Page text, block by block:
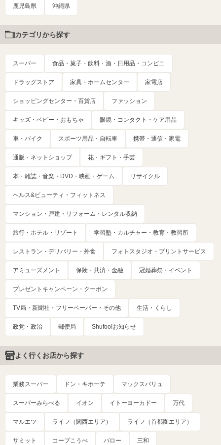
鹿児島県 沖縄県
カテゴリから探す
スーパー 食品・菓子・飲料・酒・日用品・コンビニ
ドラッグストア 家具・ホームセンター 家電店
ショッピングセンター・百貨店 ファッション
キッズ・ベビー・おもちゃ 眼鏡・コンタクト・ケア用品
車・バイク スポーツ用品・自転車 携帯・通信・家電
通販・ネットショップ 花・ギフト・手芸
本・雑誌・音楽・DVD・映画・ゲーム リサイクル
ヘルス&ビューティ・フィットネス
マンション・戸建・リフォーム・レンタル収納
旅行・ホテル・リゾート 学習塾・カルチャー・教育・教習所
レストラン・デリバリー・外食 フォトスタジオ・プリントサービス
アミューズメント 保険・共済・金融 冠婚葬祭・イベント
プレゼントキャンペーン・クーポン
TV局・新聞社・フリーペーパー・その他 生活・くらし
政党・政治 郵便局 Shufoo!お知らせ
よく行くお店から探す
業務スーパー ドン・キホーテ マックスバリュ
スーパーみらべる イオン イトーヨーカドー 万代
マルエツ ライフ（関西エリア） ライフ（首都圏エリア）
サミット コープこうべ バロー 三和